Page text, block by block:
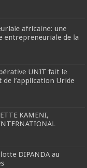
africaine: une
entrepreneuriale de la
UNIT fait le
de l’application Uride
KAMENI,
DIPANDA au